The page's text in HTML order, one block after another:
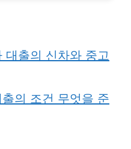
대출의 신차와 중고
의 조건 무엇을 준